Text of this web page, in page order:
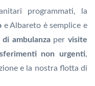
programmati, la
e Albareto è semplice e
di ambulanzapervisite
non urgenti,
e la nostra flotta di